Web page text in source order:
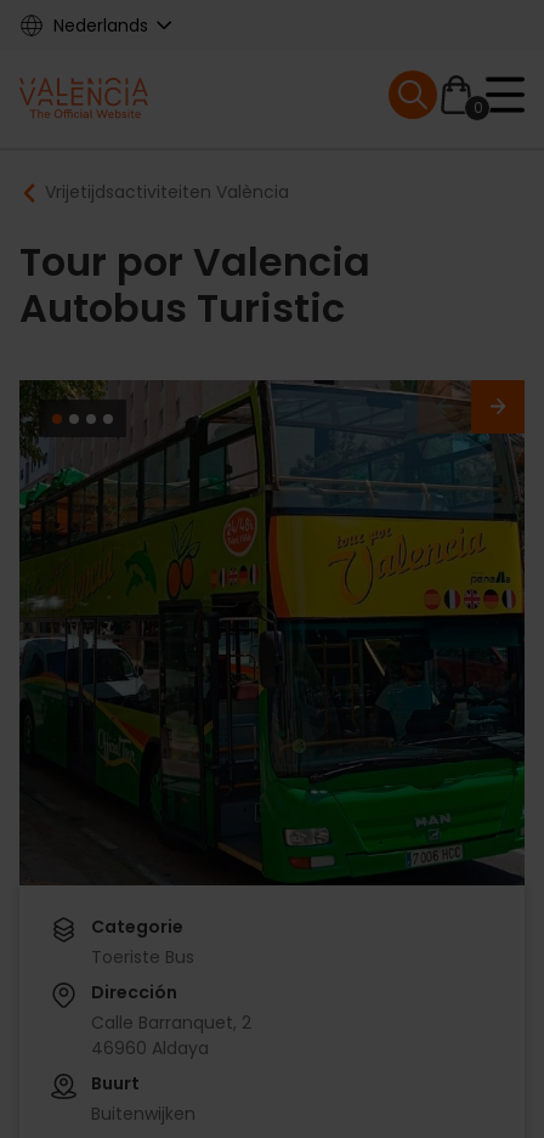
Skip
content
Nederlands
Main
navigation
0
Mobile menu
Breadcrumb
Vrijetijdsactiviteiten València
Tour por Valencia
Autobus Turistic
Categorie
Toeriste Bus
Dirección
Calle Barranquet, 2
46960 Aldaya
Buurt
Buitenwijken